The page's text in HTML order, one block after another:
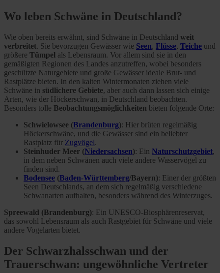
Wo leben Schwäne in Deutschland?
Wie oben bereits erwähnt, sind Schwäne in Deutschland weit
verbreitet. Sie bevorzugen Gewässer wie Seen, Flüsse, Teiche und
größere Tümpel als Lebensraum. Vor allem sind sie in den
gemäßigten Regionen des Landes anzutreffen, wobei besonders
geschützte Naturgebiete und große Gewässer ideale Brut- und
Rastplätze bieten. In den kalten Wintermonaten ziehen viele
Schwäne in südlichere Gebiete, aber auch dann lassen sich einige
Arten, wie der Höckerschwan, in Deutschland beobachten.
Besonders tolle Beobachtungsmöglichkeiten bieten folgende Orte:
Schwielowsee (Brandenburg): Hier brüten regelmäßig
Höckerschwäne, und die Gewässer sind ein beliebter
Rastplatz für Zugvögel.
Steinhuder Meer (Niedersachsen): Ein Naturschutzgebiet,
in dem neben Schwänen auch viele andere Wasservögel zu
finden sind.
Bodensee (Baden-Württemberg/Bayern): Einer der größten
Seen Deutschlands, an dem sich regelmäßig verschiedene
Schwanarten aufhalten, besonders während des Winterzuges.
Spreewald (Brandenburg): Ein UNESCO-Biosphärenreservat,
das sowohl Lebensraum als auch Rastgebiet für Schwäne und viele
andere Vogelarten bietet.
Der Schwarzhalsschwan und der
Trauerschwan: ungewöhnliche Vertreter